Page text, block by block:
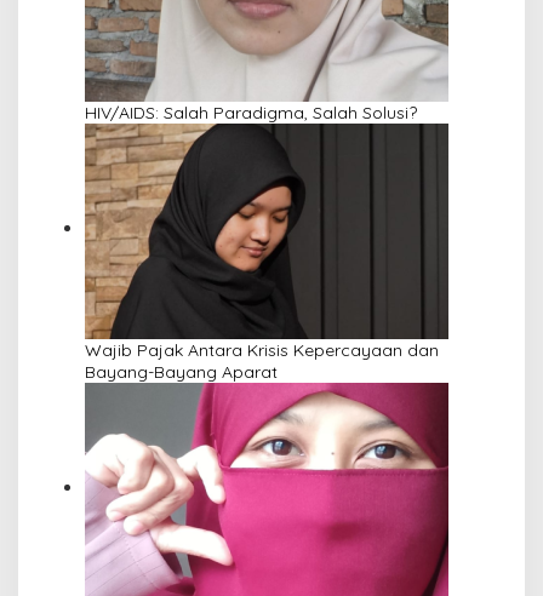
HIV/AIDS: Salah Paradigma, Salah Solusi?
Wajib Pajak Antara Krisis Kepercayaan dan
Bayang-Bayang Aparat